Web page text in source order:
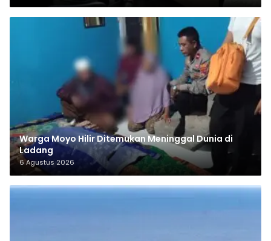
Warga Moyo Hilir Ditemukan Meninggal Dunia di
Ladang
6 Agustus 2026